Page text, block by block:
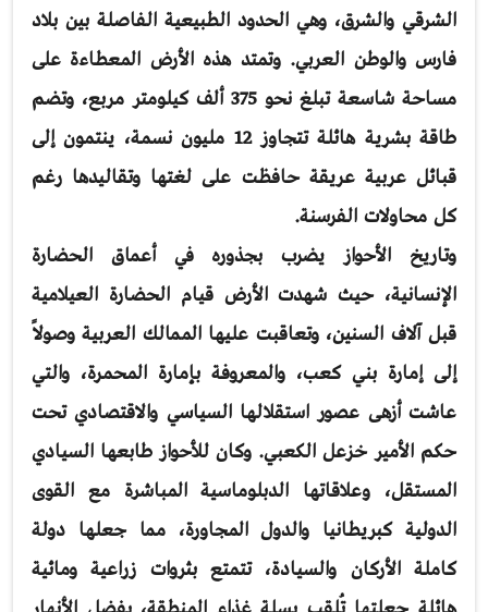
الشرقي والشرق، وهي الحدود الطبيعية الفاصلة بين بلاد
فارس والوطن العربي. وتمتد هذه الأرض المعطاءة على
مساحة شاسعة تبلغ نحو 375 ألف كيلومتر مربع، وتضم
طاقة بشرية هائلة تتجاوز 12 مليون نسمة، ينتمون إلى
قبائل عربية عريقة حافظت على لغتها وتقاليدها رغم
كل محاولات الفرسنة.
وتاريخ الأحواز يضرب بجذوره في أعماق الحضارة
الإنسانية، حيث شهدت الأرض قيام الحضارة العيلامية
قبل آلاف السنين، وتعاقبت عليها الممالك العربية وصولاً
إلى إمارة بني كعب، والمعروفة بإمارة المحمرة، والتي
عاشت أزهى عصور استقلالها السياسي والاقتصادي تحت
حكم الأمير خزعل الكعبي. وكان للأحواز طابعها السيادي
المستقل، وعلاقاتها الدبلوماسية المباشرة مع القوى
الدولية كبريطانيا والدول المجاورة، مما جعلها دولة
كاملة الأركان والسيادة، تتمتع بثروات زراعية ومائية